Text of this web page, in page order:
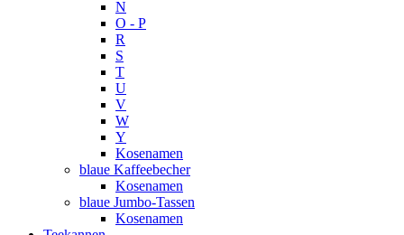
N
O - P
R
S
T
U
V
W
Y
Kosenamen
blaue Kaffeebecher
Kosenamen
blaue Jumbo-Tassen
Kosenamen